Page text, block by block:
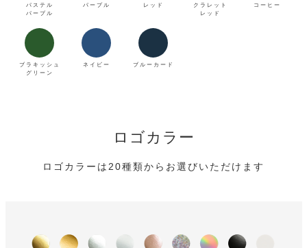
パステル
パープル
パープル レッド
クラレット
レッド
コーヒー
ブラキッシュ
グリーン
ネイビー ブルーカード
ロゴカラー
ロゴカラーは20種類からお選びいただけます